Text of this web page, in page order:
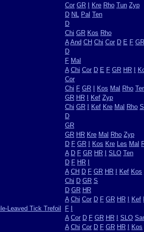
Cor GR Kre Rho Tun Zyp
D NL Pal Ten
D
Chi GR Kos Rho
A And CH Chi Cor D E F GR
D
F Mal
A Chi Cor D E F GR HR
Cor
Chi F GR Kos Mal Rho
GR HR Kef Zyp
Chi GR Kef Kre Mal Rho
D
GR
GR HR Kre Mal Rho Zyp
D F GR Kos Kre Les Mal
A D F GR HR SLO Ten
D F HR
A CH D F GR HR Kef Kos
Chi D GR S
D GR HR
A Chi Cor D F GR HR Kef
Leaved Tick Trefoil F
A Cor D F GR HR SLO
A Chi Cor D F GR HR Kos